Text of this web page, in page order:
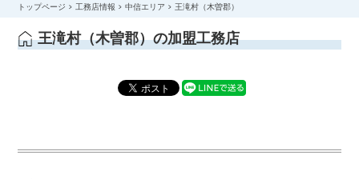
t
i
トップページ 工務店情報 中信エリア 王滝村（木曽郡）
王滝村（木曽郡）の加盟工務店